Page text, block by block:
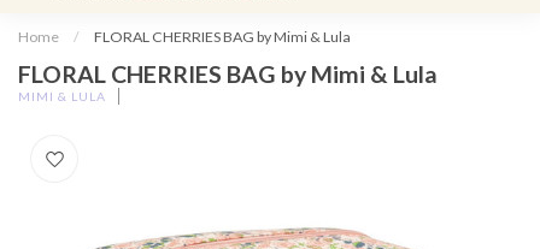
Home / FLORAL CHERRIES BAG by Mimi & Lula
FLORAL CHERRIES BAG by Mimi & Lula
MIMI & LULA